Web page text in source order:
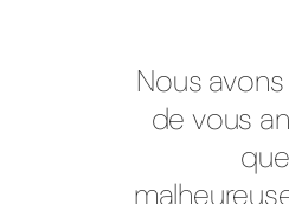
Nous
de vous
que